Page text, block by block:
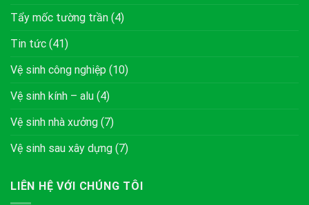
Tẩy mốc tường trần (4)
Tin tức (41)
Vệ sinh công nghiệp (10)
Vệ sinh kính – alu (4)
Vệ sinh nhà xưởng (7)
Vệ sinh sau xây dựng (7)
LIÊN HỆ VỚI CHÚNG TÔI